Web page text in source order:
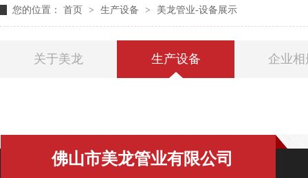
您的位置： 首页 > 生产设备 > 美龙管业-设备展示
关于美龙 生产设备 企业相
佛山市美龙管业有限公司